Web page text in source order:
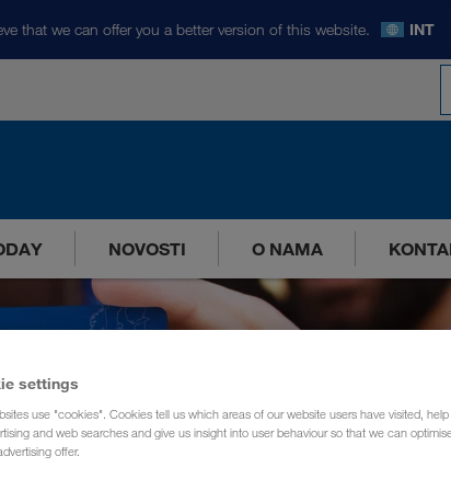
that we can offer you a better version of this website. INT
NOVOSTI O NAMA
settings
use "cookies". Cookies tell us which areas of our website users have visited,
and web searches and give us insight into user behaviour so that we can
offer.